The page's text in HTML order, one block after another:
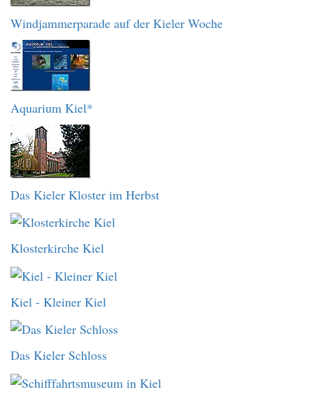
Windjammerparade auf der Kieler Woche
Aquarium Kiel*
Das Kieler Kloster im Herbst
Klosterkirche Kiel
Kiel - Kleiner Kiel
Das Kieler Schloss